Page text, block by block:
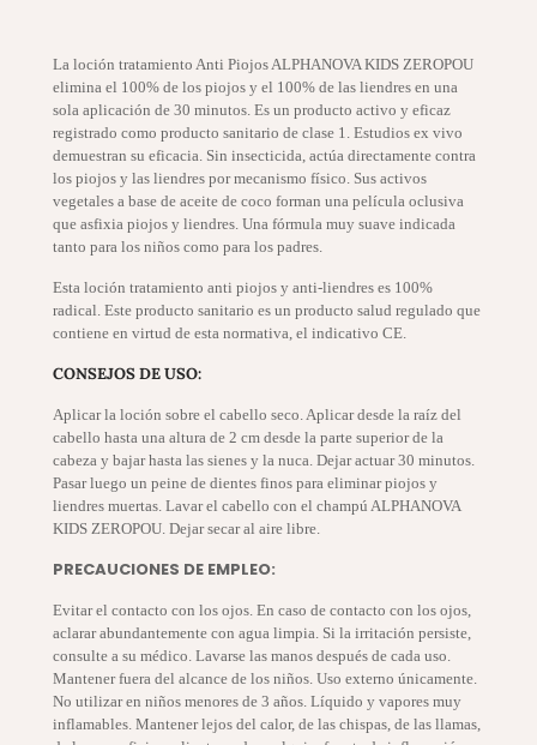
La loción tratamiento Anti Piojos ALPHANOVA KIDS ZEROPOU
elimina el 100% de los piojos y el 100% de las liendres en una
sola aplicación de 30 minutos. Es un producto activo y eficaz
registrado como producto sanitario de clase 1. Estudios ex vivo
demuestran su eficacia. Sin insecticida, actúa directamente contra
los piojos y las liendres por mecanismo físico. Sus activos
vegetales a base de aceite de coco forman una película oclusiva
que asfixia piojos y liendres. Una fórmula muy suave indicada
tanto para los niños como para los padres.
Esta loción tratamiento anti piojos y anti-liendres es 100%
radical. Este producto sanitario es un producto salud regulado que
contiene en virtud de esta normativa, el indicativo CE.
CONSEJOS DE USO:
Aplicar la loción sobre el cabello seco. Aplicar desde la raíz del
cabello hasta una altura de 2 cm desde la parte superior de la
cabeza y bajar hasta las sienes y la nuca. Dejar actuar 30 minutos.
Pasar luego un peine de dientes finos para eliminar piojos y
liendres muertas. Lavar el cabello con el champú ALPHANOVA
KIDS ZEROPOU. Dejar secar al aire libre.
PRECAUCIONES DE EMPLEO:
Evitar el contacto con los ojos. En caso de contacto con los ojos,
aclarar abundantemente con agua limpia. Si la irritación persiste,
consulte a su médico. Lavarse las manos después de cada uso.
Mantener fuera del alcance de los niños. Uso externo únicamente.
No utilizar en niños menores de 3 años. Líquido y vapores muy
inflamables. Mantener lejos del calor, de las chispas, de las llamas,